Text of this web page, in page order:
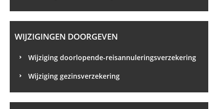
WIJZIGINGEN DOORGEVEN
Wijziging doorlopende-reisannuleringsverzekering
Wijziging gezinsverzekering